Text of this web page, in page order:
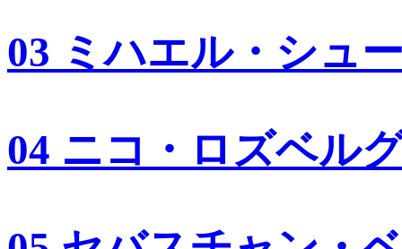
03 ミハエル・シュ
04 ニコ・ロズベル